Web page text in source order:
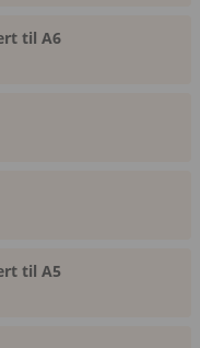
til A6
til A5